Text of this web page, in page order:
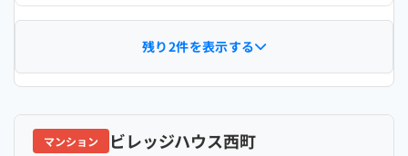
残り2件を表示する
マンション ビレッジハウス西町